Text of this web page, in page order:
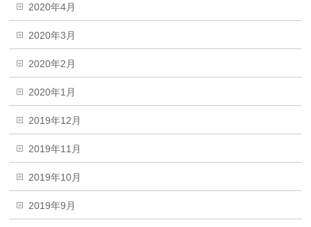
2020年4月
2020年3月
2020年2月
2020年1月
2019年12月
2019年11月
2019年10月
2019年9月